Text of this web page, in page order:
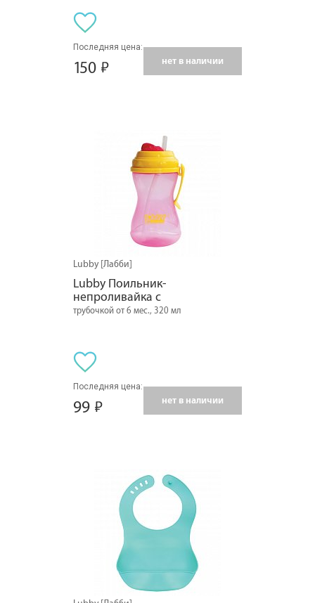
Последняя цена:
150 нет в наличии
Lubby [Лабби]
Lubby Поильник-
непроливайка с
трубочкой от 6 мес., 320 мл
Последняя цена:
99 нет в наличии